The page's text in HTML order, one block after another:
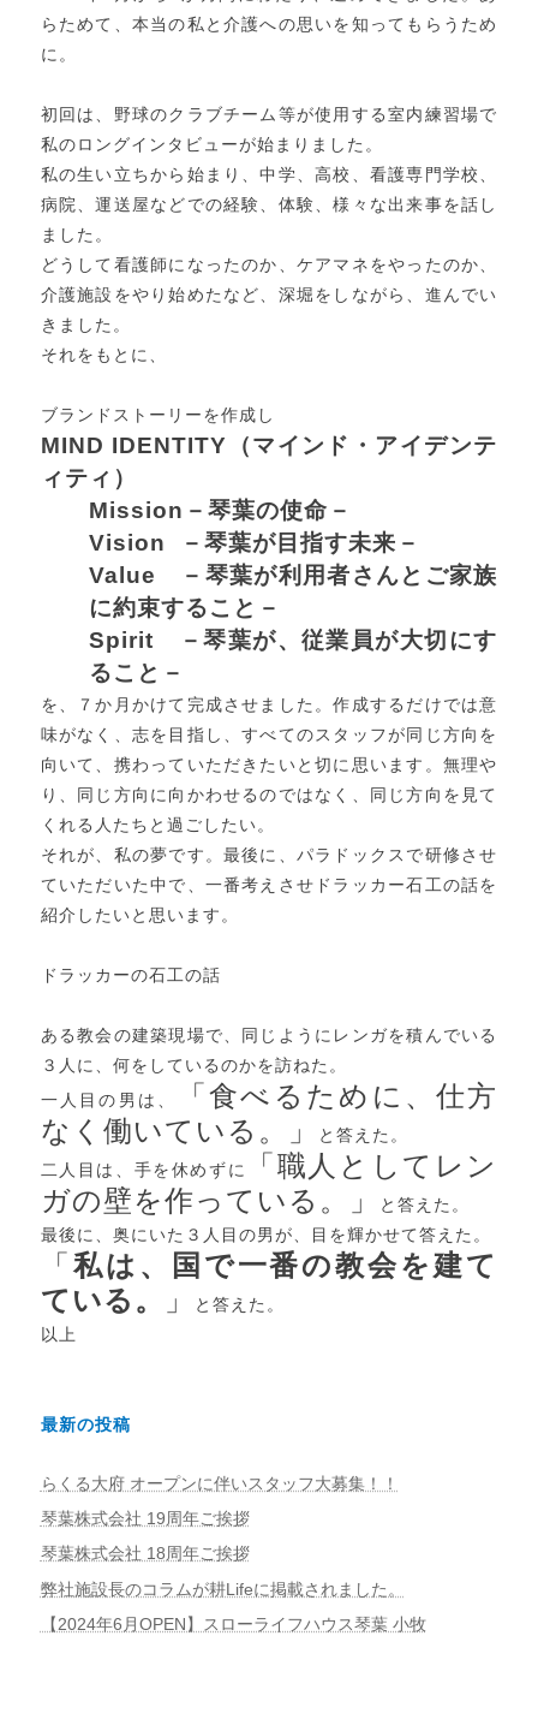
らためて、本当の私と介護への思いを知ってもらうため
に。
初回は、野球のクラブチーム等が使用する室内練習場で
私のロングインタビューが始まりました。
私の生い立ちから始まり、中学、高校、看護専門学校、
病院、運送屋などでの経験、体験、様々な出来事を話し
ました。
どうして看護師になったのか、ケアマネをやったのか、
介護施設をやり始めたなど、深堀をしながら、進んでい
きました。
それをもとに、
ブランドストーリーを作成し
MIND IDENTITY（マインド・アイデンテ
ィティ）
Mission－琴葉の使命－
Vision －琴葉が目指す未来－
Value －琴葉が利用者さんとご家族
に約束すること－
Spirit －琴葉が、従業員が大切にす
ること－
を、７か月かけて完成させました。作成するだけでは意
味がなく、志を目指し、すべてのスタッフが同じ方向を
向いて、携わっていただきたいと切に思います。無理や
り、同じ方向に向かわせるのではなく、同じ方向を見て
くれる人たちと過ごしたい。
それが、私の夢です。最後に、パラドックスで研修させ
ていただいた中で、一番考えさせドラッカー石工の話を
紹介したいと思います。
ドラッカーの石工の話
ある教会の建築現場で、同じようにレンガを積んでいる
３人に、何をしているのかを訪ねた。
一人目の男は、
「食べるために、仕方
なく働いている。」
と答えた。
二人目は、手を休めずに
「職人としてレン
ガの壁を作っている。」
と答えた。
最後に、奥にいた３人目の男が、目を輝かせて答えた。
「 私は、国で一番の教会を建て
ている。
」
と答えた。
以上
最新の投稿
らくる大府 オープンに伴いスタッフ大募集！！
琴葉株式会社 19周年ご挨拶
琴葉株式会社 18周年ご挨拶
弊社施設長のコラムが耕Lifeに掲載されました。
【2024年6月OPEN】スローライフハウス琴葉 小牧